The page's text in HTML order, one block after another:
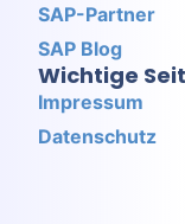
SAP-Partner
SAP Blog
Wichtige
Impressum
Datenschutz